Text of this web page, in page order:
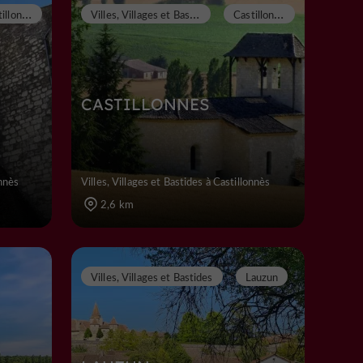
C
astillonnès
CASTILLONNES
V
illes, Villages et Bastides C
astillonnès
Villes, Villages et Bastides à Castillonnès
2,6 km
Villes, Villages et Bastides Lauzun